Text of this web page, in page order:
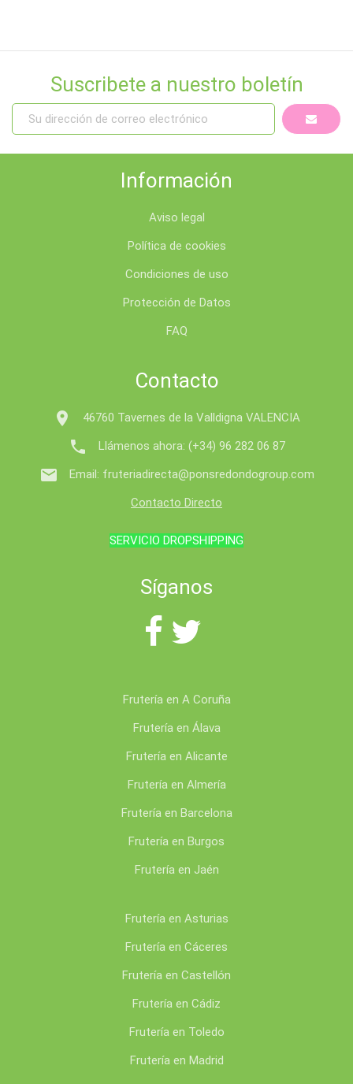
Suscribete a nuestro boletín
Información
Aviso legal
Política de cookies
Condiciones de uso
Protección de Datos
FAQ
Contacto
 46760 Tavernes de la Valldigna VALENCIA
 Llámenos ahora: (+34) 96 282 06 87
 Email: fruteriadirecta@ponsredondogroup.com
Contacto Directo
SERVICIO DROPSHIPPING
Síganos
Frutería en A Coruña
Frutería en Álava
Frutería en Alicante
Frutería en Almería
Frutería en Barcelona
Frutería en Burgos
Frutería en Jaén
Frutería en Asturias
Frutería en Cáceres
Frutería en Castellón
Frutería en Cádiz
Frutería en Toledo
Frutería en Madrid